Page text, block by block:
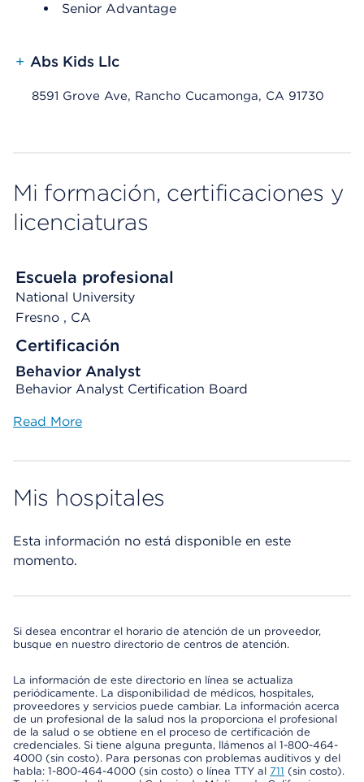
Senior Advantage
+ Abs Kids Llc
8591 Grove Ave, Rancho Cucamonga, CA 91730
Mi formación, certificaciones y
licenciaturas
Escuela profesional
National University
Fresno , CA
Certificación
Behavior Analyst
Behavior Analyst Certification Board
Read More
Mis hospitales
Esta información no está disponible en este
momento.
Si desea encontrar el horario de atención de un proveedor,
busque en nuestro directorio de centros de atención.
La información de este directorio en línea se actualiza
periódicamente. La disponibilidad de médicos, hospitales,
proveedores y servicios puede cambiar. La información acerca
de un profesional de la salud nos la proporciona el profesional
de la salud o se obtiene en el proceso de certificación de
credenciales. Si tiene alguna pregunta, llámenos al 1-800-464-
4000 (sin costo). Para personas con problemas auditivos y del
habla: 1-800-464-4000 (sin costo) o línea TTY al 711 (sin costo).